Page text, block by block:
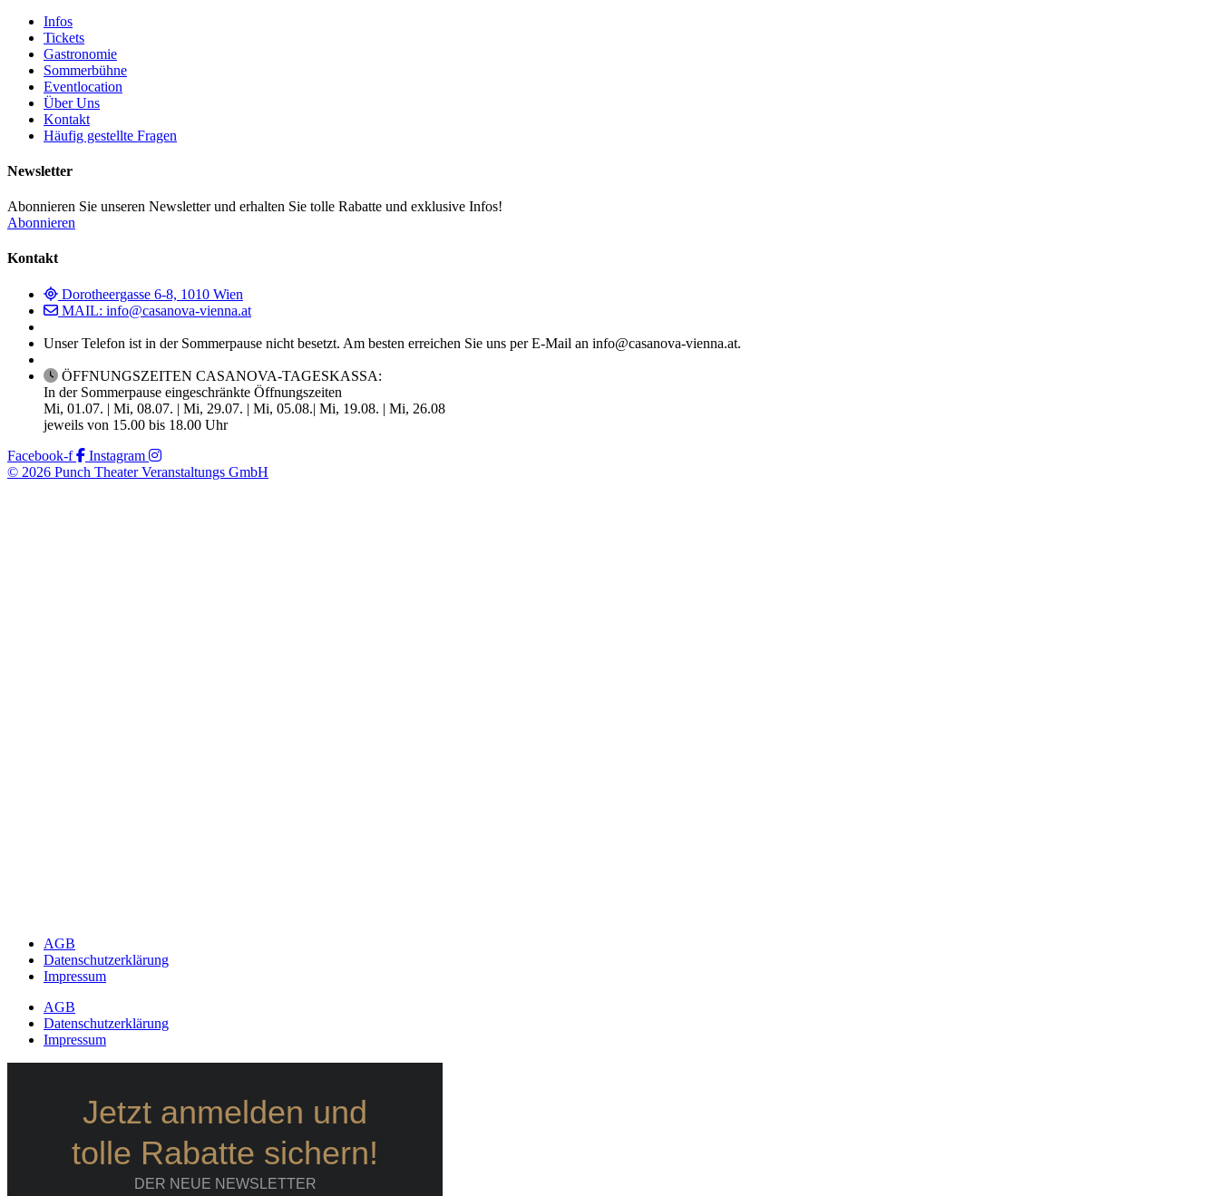
Infos
Tickets
Gastronomie
Sommerbühne
Eventlocation
Über Uns
Kontakt
Häufig gestellte Fragen
Newsletter
Abonnieren Sie unseren Newsletter und erhalten Sie tolle Rabatte und exklusive Infos!
Abonnieren
Kontakt
Dorotheergasse 6-8, 1010 Wien
MAIL: info@casanova-vienna.at
Unser Telefon ist in der Sommerpause nicht besetzt. Am besten erreichen Sie uns per E-Mail an info@casanova-vienna.at.
ÖFFNUNGSZEITEN CASANOVA-TAGESKASSA:
In der Sommerpause eingeschränkte Öffnungszeiten
Mi, 01.07. | Mi, 08.07. | Mi, 29.07. | Mi, 05.08.| Mi, 19.08. | Mi, 26.08
jeweils von 15.00 bis 18.00 Uhr
Facebook-f
Instagram
© 2026 Punch Theater Veranstaltungs GmbH
AGB
Datenschutzerklärung
Impressum
AGB
Datenschutzerklärung
Impressum
Jetzt anmelden und
tolle Rabatte sichern!
DER NEUE NEWSLETTER